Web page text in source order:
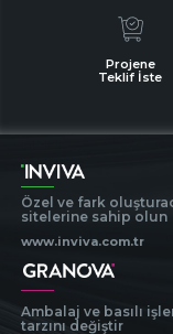
Projene
Teklif İste
Özel ve fark
sitelerine sahip olun
www.inviva.com.tr
Ambalaj ve basılı
tarzını değiştir